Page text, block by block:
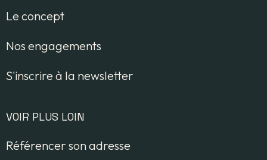
Le concept
Nos engagements
S'inscrire à la newsletter
VOIR PLUS LOIN
Référencer son adresse